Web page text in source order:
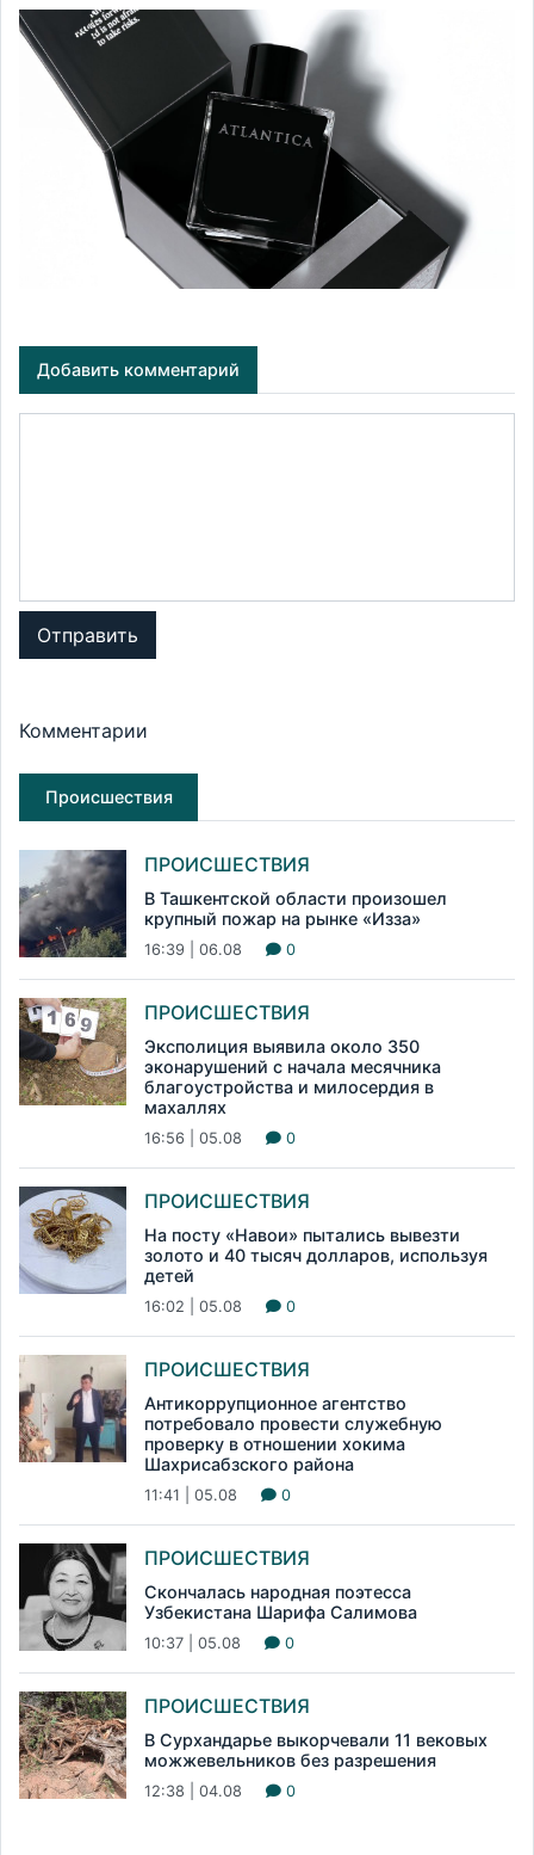
Добавить комментарий
Отправить
Комментарии
Происшествия
ПРОИСШЕСТВИЯ
В Ташкентской области произошел
крупный пожар на рынке «Изза»
16:39 | 06.08 0
ПРОИСШЕСТВИЯ
Эксполиция выявила около 350
эконарушений с начала месячника
благоустройства и милосердия в
махаллях
16:56 | 05.08 0
ПРОИСШЕСТВИЯ
На посту «Навои» пытались вывезти
золото и 40 тысяч долларов, используя
детей
16:02 | 05.08 0
ПРОИСШЕСТВИЯ
Антикоррупционное агентство
потребовало провести служебную
проверку в отношении хокима
Шахрисабзского района
11:41 | 05.08 0
ПРОИСШЕСТВИЯ
Скончалась народная поэтесса
Узбекистана Шарифа Салимова
10:37 | 05.08 0
ПРОИСШЕСТВИЯ
В Сурхандарье выкорчевали 11 вековых
можжевельников без разрешения
12:38 | 04.08 0